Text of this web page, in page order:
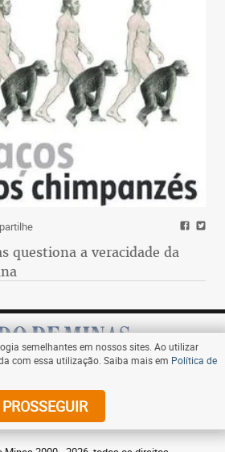
questiona a veracidade da
Assine
semelhantes em nossos sites. Ao utilizar
com essa utilização. Saiba mais em Política de
PROSSEGUIR